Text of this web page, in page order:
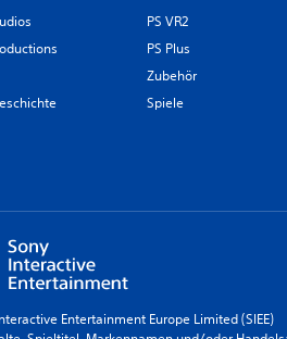
PS VR2
PS Plus
Zubehör
Spiele
Entertainment Europe Limited (SIEE)